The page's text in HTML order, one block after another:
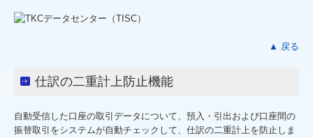
▲ 戻る
仕訳の二重計上防止機能
自動受信した口座の取引データについて、預入・引出および口座間の
振替取引をシステムが自動チェックして、仕訳の二重計上を防止しま